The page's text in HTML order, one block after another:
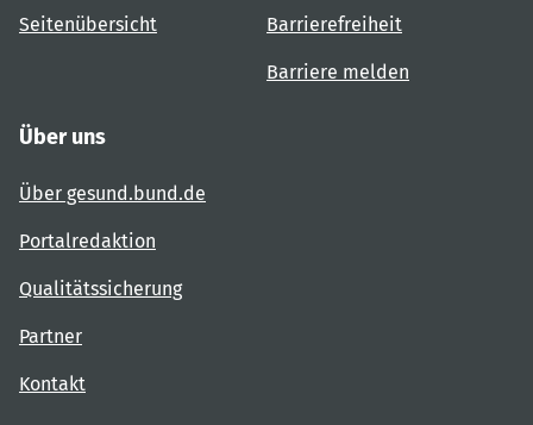
Seitenübersicht Barrierefreiheit
Barriere melden
Über uns
Über gesund.bund.de
Portalredaktion
Qualitätssicherung
Partner
Kontakt